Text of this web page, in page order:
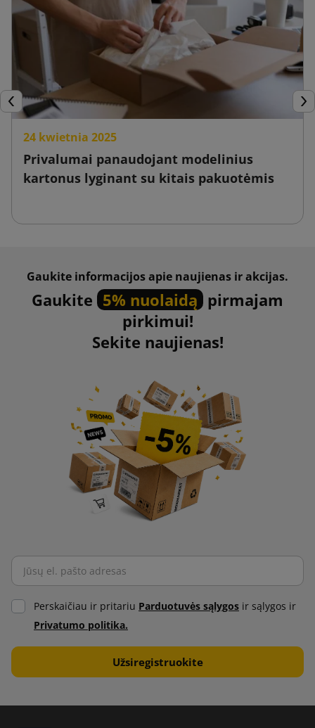
Ankstesnis
24 kwietnia 2025
Privalumai panaudojant modelinius
kartonus lyginant su kitais pakuotėmis
Gaukite informacijos apie naujienas ir akcijas.
Gaukite 5% nuolaidą pirmajam
pirkimui!
Sekite naujienas!
Perskaičiau ir pritariu Parduotuvės sąlygos ir sąlygos ir
Privatumo politika.